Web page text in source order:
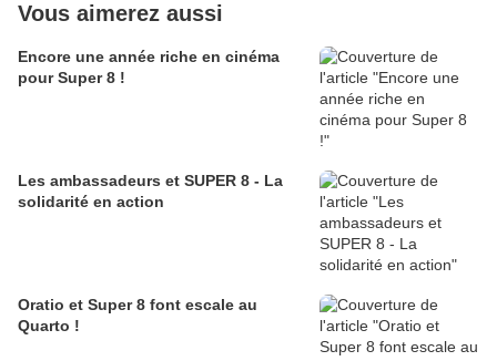
Vous aimerez aussi
Encore une année riche en cinéma
pour Super 8 !
Les ambassadeurs et SUPER 8 - La
solidarité en action
Oratio et Super 8 font escale au
Quarto !